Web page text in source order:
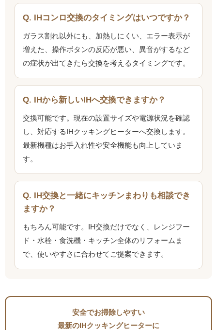
Q. IHコンロ交換のタイミングはいつですか？
ガラス割れ以外にも、加熱しにくい、エラー表示が
増えた、操作ボタンの反応が悪い、異音がするなど
の症状が出てきたら交換を考えるタイミングです。
Q. IHから新しいIHへ交換できますか？
交換可能です。現在の設置サイズや電源状況を確認
し、対応するIHクッキングヒーターへ交換します。
最新機種はお手入れ性や安全機能も向上していま
す。
Q. IH交換と一緒にキッチンまわりも相談でき
ますか？
もちろん可能です。IH交換だけでなく、レンジフー
ド・水栓・食洗機・キッチン全体のリフォームま
で、使いやすさに合わせてご提案できます。
安全でお掃除しやすい
最新のIHクッキングヒーターに